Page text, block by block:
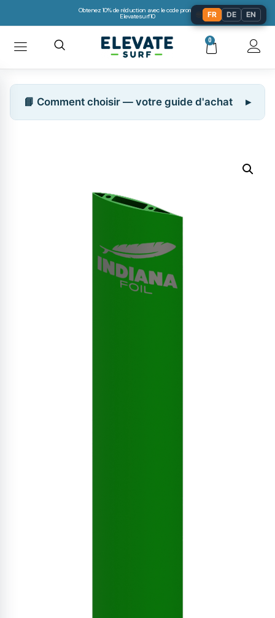
Obtenez 10% de réduction avec le code promo:
Elevatesurf10
0
📘 Comment choisir — votre guide d'achat
FR DE EN